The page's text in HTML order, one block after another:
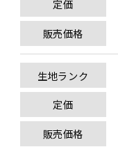
定価
販売価格
生地ランク
定価
販売価格